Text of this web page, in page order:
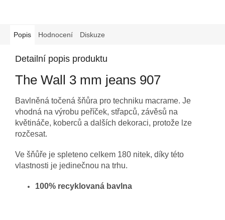
Popis Hodnocení Diskuze
Detailní popis produktu
The Wall 3 mm jeans 907
Bavlněná točená šňůra pro techniku macrame. Je
vhodná na výrobu peříček, střapců, závěsů na
květináče, koberců a dalších dekoraci, protože lze
rozčesat.
Ve šňůře je spleteno celkem 180 nitek, díky této
vlastnosti je jedinečnou na trhu.
100% recyklovaná bavlna